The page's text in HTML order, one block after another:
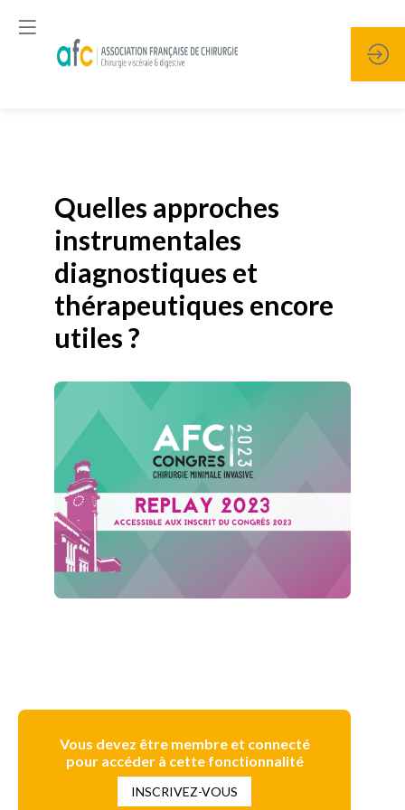
Quelles approches
instrumentales
diagnostiques et
thérapeutiques encore
utiles ?
Vous devez être membre et connecté
pour accéder à cette fonctionnalité
INSCRIVEZ-VOUS